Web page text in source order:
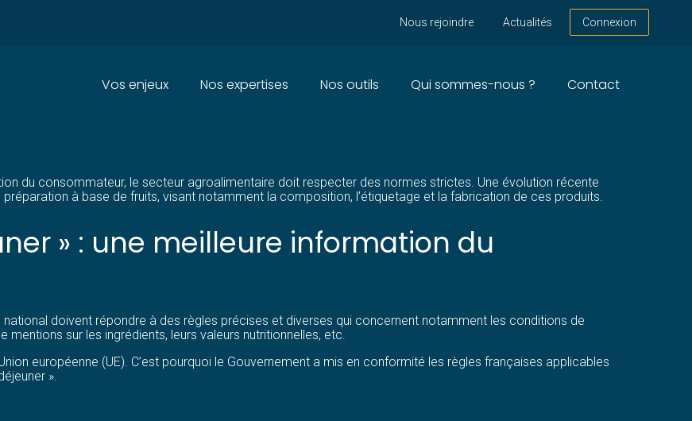
Nous rejoindre Actualités Connexion
Principal
Vos enjeux Nos expertises Nos outils Qui sommes-nous ? Contact
PETIT-DÉJEUNER » : DES NOUVEAUTÉS À SIGNALER
du consommateur, le secteur agroalimentaire doit respecter des normes strictes. Une évolution récente
à base de fruits, visant notamment la composition, l’étiquetage et la fabrication de ces produits.
» : une meilleure information du
doivent répondre à des règles précises et diverses qui concernent notamment les conditions de
mentions sur les ingrédients, leurs valeurs nutritionnelles, etc.
européenne (UE). C’est pourquoi le Gouvernement a mis en conformité les règles françaises applicables
».